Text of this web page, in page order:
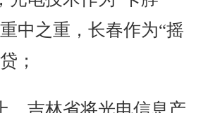
中之重，长春作为“摇
；